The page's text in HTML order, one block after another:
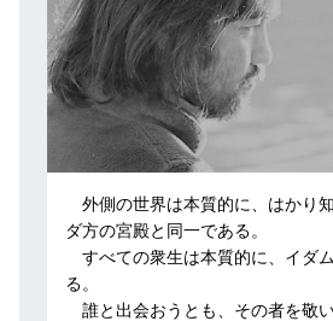
外側の世界は本質的に、はかり
ダ方の宮殿と同一である。
すべての衆生は本質的に、イダ
る。
誰と出会おうとも、その者を敬